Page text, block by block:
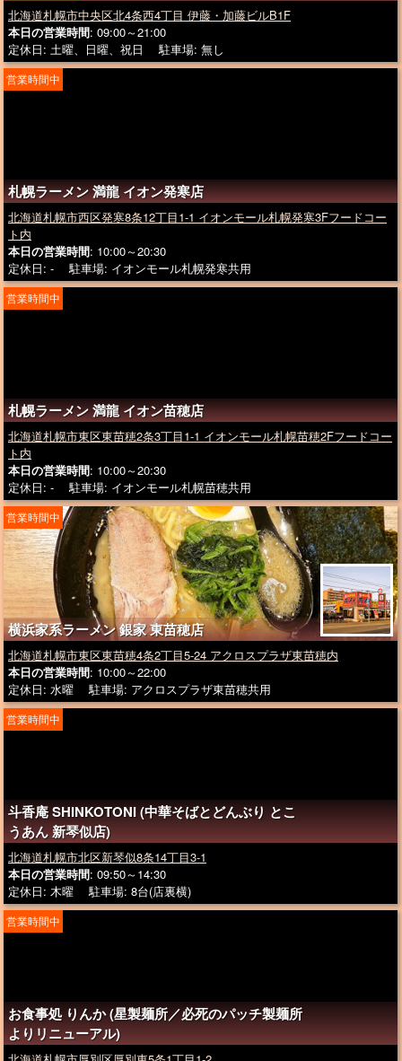
北海道札幌市中央区北4条西4丁目 伊藤・加藤ビルB1F
本日の営業時間: 09:00～21:00
定休日: 土曜、日曜、祝日 駐車場: 無し
札幌ラーメン 満龍 イオン発寒店
営業時間中
北海道札幌市西区発寒8条12丁目1-1 イオンモール札幌発寒3Fフードコー
ト内
本日の営業時間: 10:00～20:30
定休日: - 駐車場: イオンモール札幌発寒共用
札幌ラーメン 満龍 イオン苗穂店
営業時間中
北海道札幌市東区東苗穂2条3丁目1-1 イオンモール札幌苗穂2Fフードコー
ト内
本日の営業時間: 10:00～20:30
定休日: - 駐車場: イオンモール札幌苗穂共用
横浜家系ラーメン 銀家 東苗穂店
営業時間中
北海道札幌市東区東苗穂4条2丁目5-24 アクロスプラザ東苗穂内
本日の営業時間: 10:00～22:00
定休日: 水曜 駐車場: アクロスプラザ東苗穂共用
斗香庵 SHINKOTONI (中華そばとどんぶり とこ
うあん 新琴似店)
営業時間中
北海道札幌市北区新琴似8条14丁目3-1
本日の営業時間: 09:50～14:30
定休日: 木曜 駐車場: 8台(店裏横)
お食事処 りんか (星製麺所／必死のパッチ製麺所
よりリニューアル)
営業時間中